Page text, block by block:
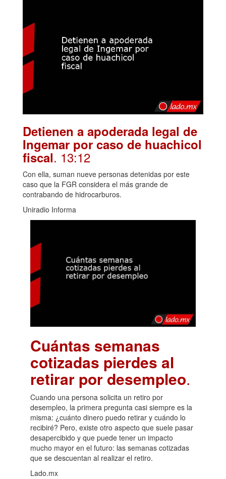
Detienen a apoderada legal de
Ingemar por caso de huachicol
fiscal. 13:12
Con ella, suman nueve personas detenidas por este
caso que la FGR considera el más grande de
contrabando de hidrocarburos.
Uniradio Informa
Cuántas semanas
cotizadas pierdes al
retirar por desempleo.
Cuando una persona solicita un retiro por
desempleo, la primera pregunta casi siempre es la
misma: ¿cuánto dinero puedo retirar y cuándo lo
recibiré? Pero, existe otro aspecto que suele pasar
desapercibido y que puede tener un impacto
mucho mayor en el futuro: las semanas cotizadas
que se descuentan al realizar el retiro.
Lado.mx